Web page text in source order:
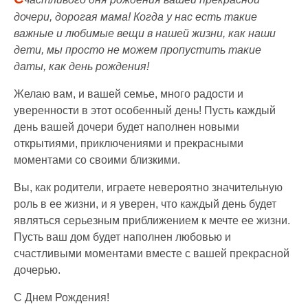
дочери, дорогая мама! Когда у нас есть такие
важные и любимые вещи в нашей жизни, как наши
дети, мы просто не можем пропустить такие
даты, как день рождения!
Желаю вам, и вашей семье, много радости и
уверенности в этот особенный день! Пусть каждый
день вашей дочери будет наполнен новыми
открытиями, приключениями и прекрасными
моментами со своими близкими.
Вы, как родители, играете невероятно значительную
роль в ее жизни, и я уверен, что каждый день будет
являться серьезным приближением к мечте ее жизни.
Пусть ваш дом будет наполнен любовью и
счастливыми моментами вместе с вашей прекрасной
дочерью.
С Днем Рождения!